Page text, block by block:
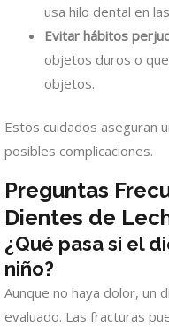
usa hilo dental en
Evitar hábitos
objetos duros o
objetos.
Estos cuidados aseguran
posibles complicaciones.
Preguntas
Dientes de
¿Qué pasa si el
niño?
Aunque no haya dolor, un
evaluado. Las fracturas